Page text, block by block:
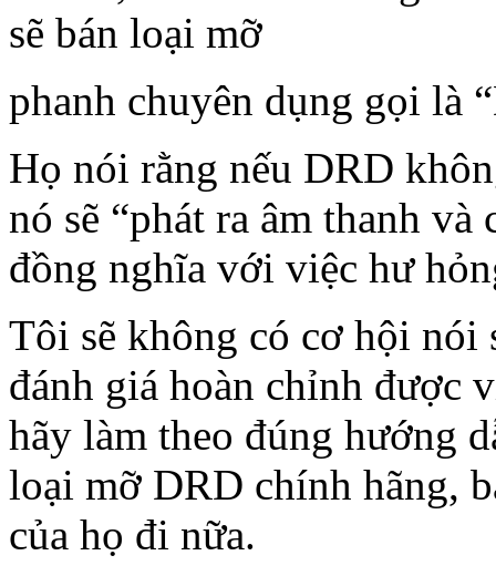
sẽ bán loại mỡ
phanh chuyên dụng gọi là
Họ nói rằng nếu DRD
nó sẽ “phát ra âm thanh
đồng nghĩa với việc hư
Tôi sẽ không có cơ hội nói
đánh giá hoàn chỉnh được
hãy làm theo đúng hướng
loại mỡ DRD chính hãng,
của họ đi nữa.